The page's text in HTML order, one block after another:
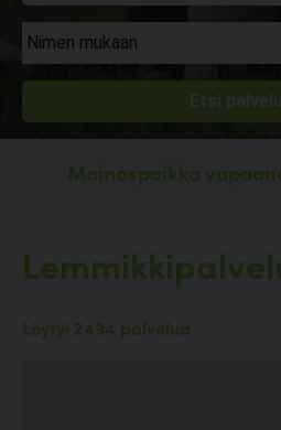
Mainospaikka
Löytyi 2494 palvelua